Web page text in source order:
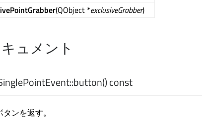
(QObject *exclusiveGrabber)
ュメント
button() const
ンを返す。